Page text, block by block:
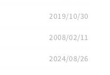
2019/10/30
2008/02/11
2024/08/26